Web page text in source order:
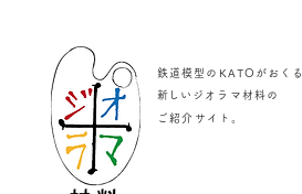
鉄道模型のKATOがおくる
​新しいジオラマ材料の
ご紹介サイト